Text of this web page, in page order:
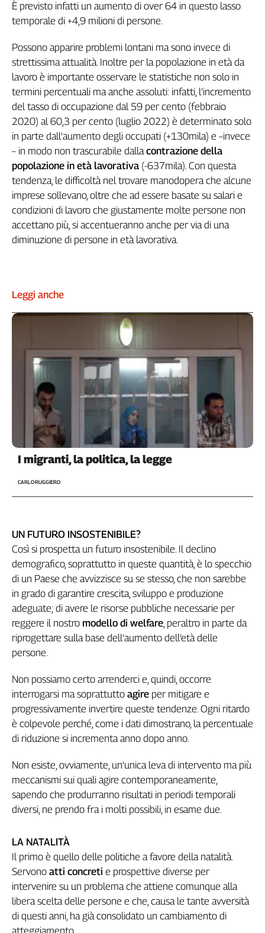
Basilicata
Calabria
Campania
Emilia-
Venezia
Giulia
Lazio
Liguria
Lombardia
Marche
Piemonte
Puglia
Valle
Archivio
Storico
1955-
Contatti
La
Newsletter
Social
È previsto infatti un aumento di over 64 in questo lasso
temporale di +4,9 milioni di persone.
Possono apparire problemi lontani ma sono invece di
strettissima attualità. Inoltre per la popolazione in età da
lavoro è importante osservare le statistiche non solo in
termini percentuali ma anche assoluti: infatti, l’incremento
del tasso di occupazione dal 59 per cento (febbraio
2020) al 60,3 per cento (luglio 2022) è determinato solo
in parte dall’aumento degli occupati (+130mila) e –invece
­– in modo non trascurabile dalla contrazione della
popolazione in età lavorativa (-637mila). Con questa
tendenza, le difficoltà nel trovare manodopera che alcune
imprese sollevano, oltre che ad essere basate su salari e
condizioni di lavoro che giustamente molte persone non
accettano più, si accentueranno anche per via di una
diminuzione di persone in età lavorativa.
Leggi anche
I migranti, la politica, la legge
CARLO RUGGIERO
UN FUTURO INSOSTENIBILE?
Così si prospetta un futuro insostenibile. Il declino
demografico, soprattutto in queste quantità, è lo specchio
di un Paese che avvizzisce su se stesso, che non sarebbe
in grado di garantire crescita, sviluppo e produzione
adeguate; di avere le risorse pubbliche necessarie per
reggere il nostro modello di welfare , peraltro in parte da
riprogettare sulla base dell’aumento dell’età delle
persone.
Non possiamo certo arrenderci e, quindi, occorre
interrogarsi ma soprattutto agire per mitigare e
progressivamente invertire queste tendenze. Ogni ritardo
è colpevole perché, come i dati dimostrano, la percentuale
di riduzione si incrementa anno dopo anno.
Non esiste, ovviamente, un’unica leva di intervento ma più
meccanismi sui quali agire contemporaneamente,
sapendo che produrranno risultati in periodi temporali
diversi, ne prendo fra i molti possibili, in esame due.
LA NATALITÀ
Il primo è quello delle politiche a favore della natalità.
Servono atti concreti e prospettive diverse per
intervenire su un problema che attiene comunque alla
libera scelta delle persone e che, causa le tante avversità
di questi anni, ha già consolidato un cambiamento di
atteggiamento.